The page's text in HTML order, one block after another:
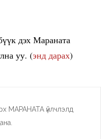
дэх Мараната
уу. (энд дарах)
МАРАНАТА үйлчлэлд